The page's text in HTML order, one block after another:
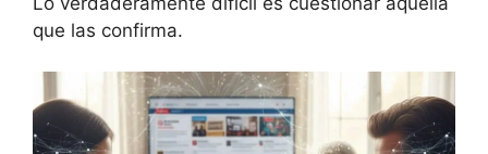
que las confirma.